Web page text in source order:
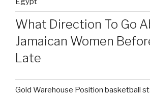
What Direction To Go
Jamaican Women
Late
Gold Warehouse Position basketball